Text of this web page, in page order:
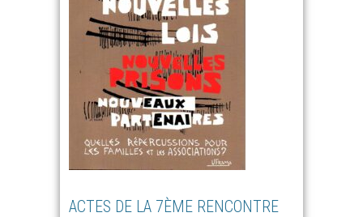
ACTES DE LA 7ÈME RENCONTRE